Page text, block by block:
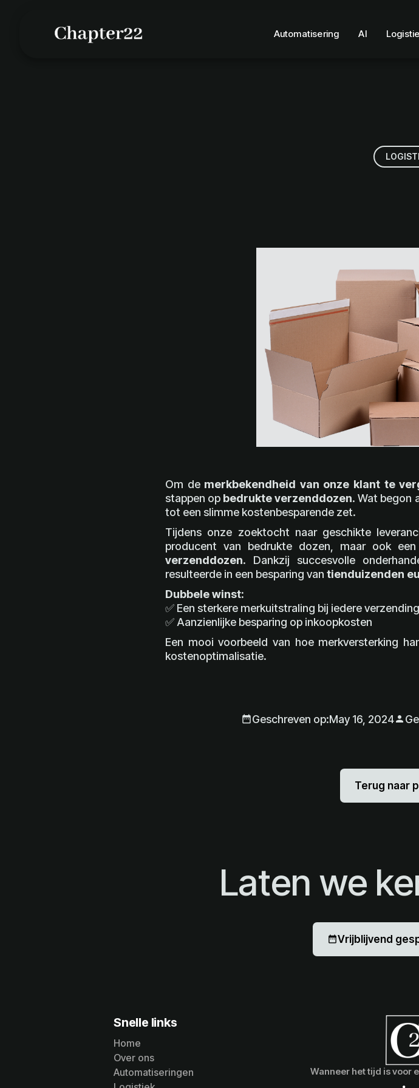
Automatisering AI
Om de merkbekendheid van onze klant te
stappen op bedrukte verzenddozen. Wat begon
tot een slimme kostenbesparende zet.
Tijdens onze zoektocht naar geschikte
producent van bedrukte dozen, maar ook een
verzenddozen. Dankzij succesvolle
resulteerde in een besparing van tien­duizenden
Dubbele winst:
✅ Een sterkere merkuitstraling bij iedere verzending
✅ Aanzienlijke besparing op inkoopkosten
Een mooi voorbeeld van hoe merkversterking
kostenoptimalisatie.
date_rangeGeschreven op:May 16, 2024person
Terug naar
Laten we
date_rangeVrijblijvend
Snelle links
Home
Home
Over ons
Over ons
Automatiseringen
Wanneer het tijd is voor